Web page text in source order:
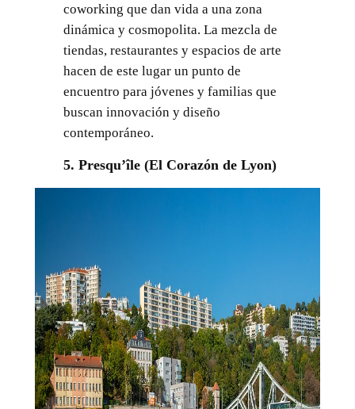
coworking que dan vida a una zona
dinámica y cosmopolita. La mezcla de
tiendas, restaurantes y espacios de arte
hacen de este lugar un punto de
encuentro para jóvenes y familias que
buscan innovación y diseño
contemporáneo.
5. Presqu’île (El Corazón de Lyon)